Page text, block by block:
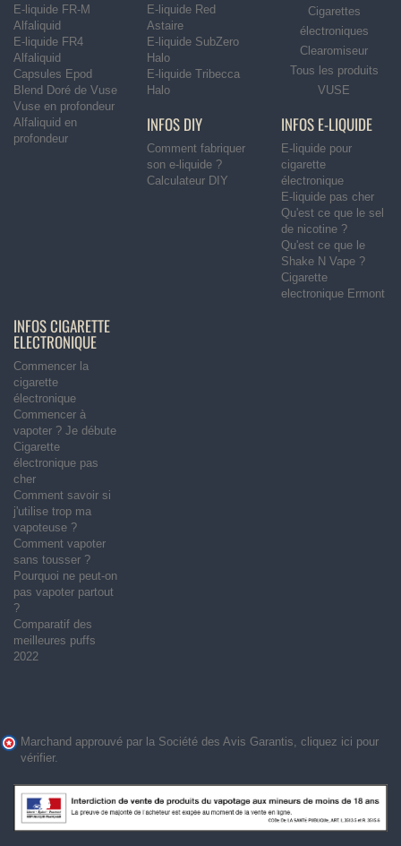
E-liquide FR-M
Alfaliquid
E-liquide FR4
Alfaliquid
Capsules Epod
Blend Doré de Vuse
Vuse en profondeur
Alfaliquid en
profondeur
E-liquide Red
Astaire
E-liquide SubZero
Halo
E-liquide Tribecca
Halo
Cigarettes
électroniques
Clearomiseur
Tous les produits
VUSE
INFOS DIY
Comment fabriquer
son e-liquide ?
Calculateur DIY
INFOS E-LIQUIDE
E-liquide pour
cigarette
électronique
E-liquide pas cher
Qu'est ce que le sel
de nicotine ?
Qu'est ce que le
Shake N Vape ?
Cigarette
electronique Ermont
INFOS CIGARETTE
ELECTRONIQUE
Commencer la
cigarette
électronique
Commencer à
vapoter ? Je débute
Cigarette
électronique pas
cher
Comment savoir si
j'utilise trop ma
vapoteuse ?
Comment vapoter
sans tousser ?
Pourquoi ne peut-on
pas vapoter partout
?
Comparatif des
meilleures puffs
2022
Marchand approuvé par la Société des Avis Garantis, cliquez ici pour
vérifier.